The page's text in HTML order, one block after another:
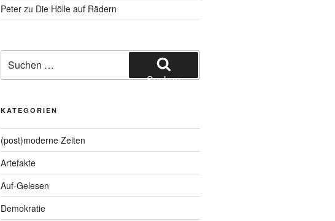
Peterzu Die Hölle auf Rädern
nach:
Suchen
KATEGORIEN
(post)moderne Zeiten
Artefakte
Auf-Gelesen
Demokratie